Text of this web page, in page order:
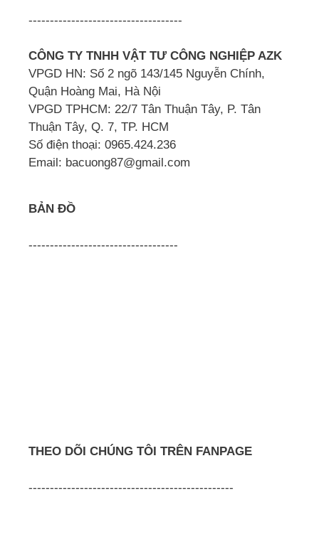
------------------------------------
CÔNG TY TNHH VẬT TƯ CÔNG NGHIỆP AZK
VPGD HN: Số 2 ngõ 143/145 Nguyễn Chính,
Quận Hoàng Mai, Hà Nội
VPGD TPHCM: 22/7 Tân Thuận Tây, P. Tân
Thuận Tây, Q. 7, TP. HCM
Số điện thoại: 0965.424.236
Email: bacuong87@gmail.com
BẢN ĐỒ
-----------------------------------
THEO DÕI CHÚNG TÔI TRÊN FANPAGE
------------------------------------------------